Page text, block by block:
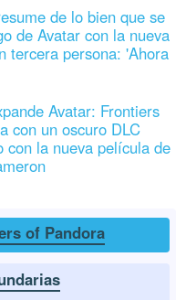
de lo bien que se
de Avatar con la nueva
tercera persona: 'Ahora
Avatar: Frontiers
con un oscuro DLC
con la nueva película de
of Pandora